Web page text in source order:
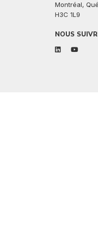
Montréal,
H3C 1L9
NOUS
linkedinyoutube